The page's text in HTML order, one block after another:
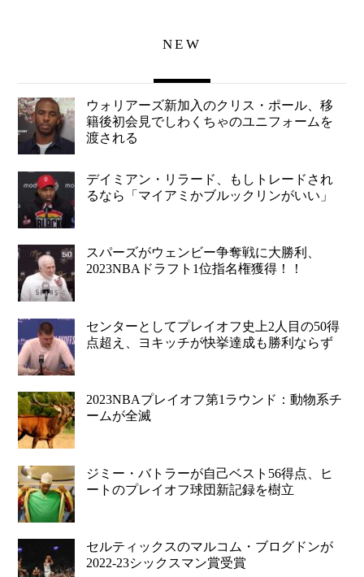
NEW
ウォリアーズ新加入のクリス・ポール、移
籍後初会見でしわくちゃのユニフォームを
渡される
デイミアン・リラード、もしトレードされ
るなら「マイアミかブルックリンがいい」
スパーズがウェンビー争奪戦に大勝利、
2023NBAドラフト1位指名権獲得！！
センターとしてプレイオフ史上2人目の50得
点超え、ヨキッチが快挙達成も勝利ならず
2023NBAプレイオフ第1ラウンド：動物系チ
ームが全滅
ジミー・バトラーが自己ベスト56得点、ヒ
ートのプレイオフ球団新記録を樹立
セルティックスのマルコム・ブログドンが
2022-23シックスマン賞受賞